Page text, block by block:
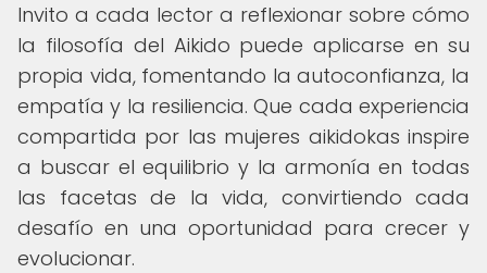
Invito a cada lector a reflexionar sobre cómo
la filosofía del Aikido puede aplicarse en su
propia vida, fomentando la autoconfianza, la
empatía y la resiliencia. Que cada experiencia
compartida por las mujeres aikidokas inspire
a buscar el equilibrio y la armonía en todas
las facetas de la vida, convirtiendo cada
desafío en una oportunidad para crecer y
evolucionar.